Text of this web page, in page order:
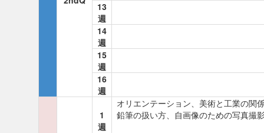
13
週
14
週
15
週
16
週
1
週
オリエンテーション、美術と工業の関
鉛筆の扱い方、自画像のための写真撮